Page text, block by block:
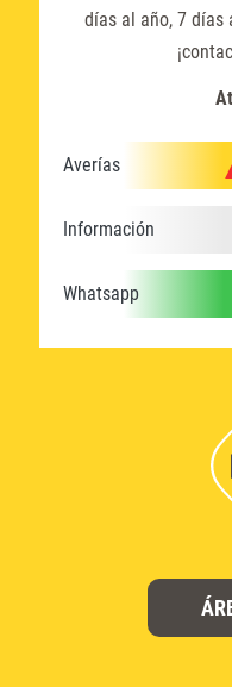
días al año, 7 días
Averías
Información
Whatsapp